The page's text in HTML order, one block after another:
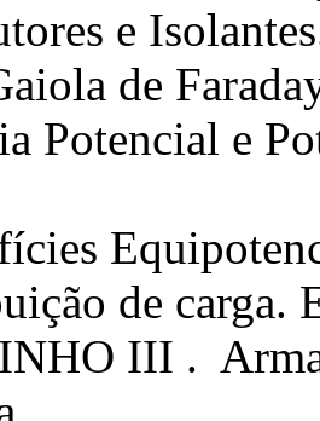
e
de
Potencial e
de carga.
III .